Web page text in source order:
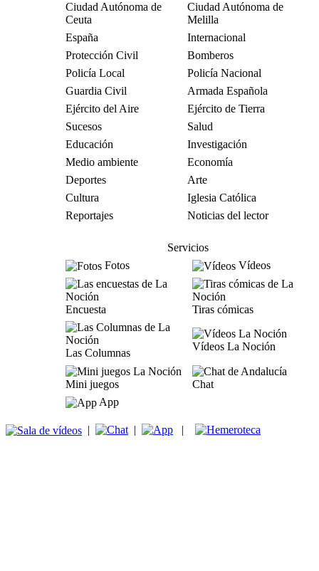
Ciudad Autónoma de
Ceuta
Ciudad Autónoma de
Melilla
España
Internacional
Protección Civil
Bomberos
Policía Local
Policía Nacional
Guardia Civil
Armada Española
Ejército del Aire
Ejército de Tierra
Sucesos
Salud
Educación
Investigación
Medio ambiente
Economía
Deportes
Arte
Cultura
Iglesia Católica
Reportajes
Noticias del lector
Servicios
Fotos
Vídeos
Encuesta Tiras cómicas
Las Columnas
Vídeos La Noción
Mini juegos
Chat
App
| | |